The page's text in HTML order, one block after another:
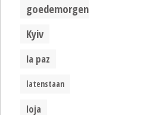
goedemorgen
Kyiv
la paz
latenstaan
loja